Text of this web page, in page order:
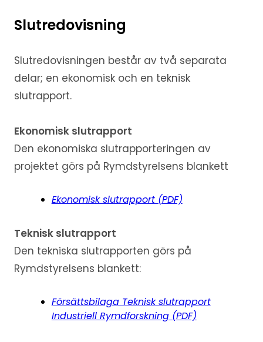
Slutredovisning
Slutredovisningen består av två separata
delar; en ekonomisk och en teknisk
slutrapport.
Ekonomisk slutrapport
Den ekonomiska slutrapporteringen av
projektet görs på Rymdstyrelsens blankett
Ekonomisk slutrapport (PDF)
Teknisk slutrapport
Den tekniska slutrapporten görs på
Rymdstyrelsens blankett:
Försättsbilaga Teknisk slutrapport
Industriell Rymdforskning (PDF)